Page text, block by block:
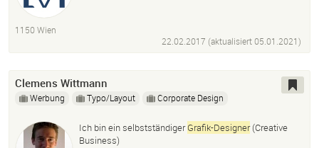
1150 Wien
22.02.2017 (aktualisiert05.01.2021)
Clemens Wittmann
Werbung Typo/Layout Corporate Design
Ich bin ein selbstständigerGrafik-Designer(Creative
Business)